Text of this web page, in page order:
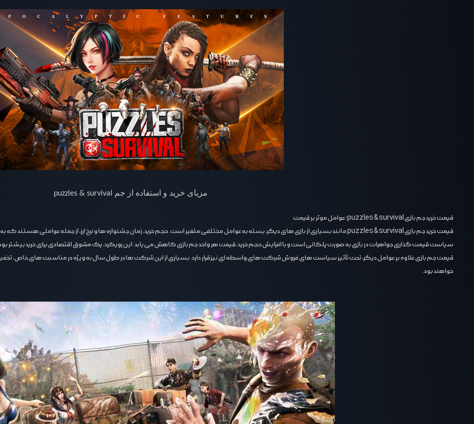
مزیای خرید و استفاده از جم puzzles & survival
قیمت خرید جم بازی puzzles & survival؛ عوامل موثر بر قیمت
قیمت خرید جم بازی puzzles & survival مانند بسیاری از بازی ‌های دیگر، بسته به عوامل مختلفی متغیر است. حجم خرید، زمان جشنواره ‌ها و نرخ ارز، از جمله عواملی هستند که به طور مداوم در حال تغییر بوده و بر قیمت نهایی جم ‌ها تاثیر می‌ گذارند.
سیاست قیمت ‌گذاری جواهرات در بازی به صورت پلکانی است و با افزایش حجم خرید، قیمت هر واحد جم بازی کاهش می ‌یابد. این رویکرد، یک مشوق اقتصادی برای خرید بیشتر
قیمت جم بازی علاوه بر عوامل دیگر، تحت تأثیر سیاست ‌های فروش شرکت‌ های واسطه‌ ای نیز قرار دارد. بسیاری از این شرکت ‌ها در طول سال به ‌ویژه در مناسبت ‌های خاص،
خواهند بود.